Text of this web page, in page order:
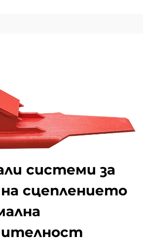
системи за
сцеплението